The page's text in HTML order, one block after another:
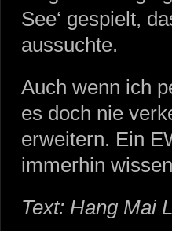
See‘ gespielt,
aussuchte.
Auch wenn ich
es doch nie
erweitern. Ein
immerhin
Text: Hang Mai